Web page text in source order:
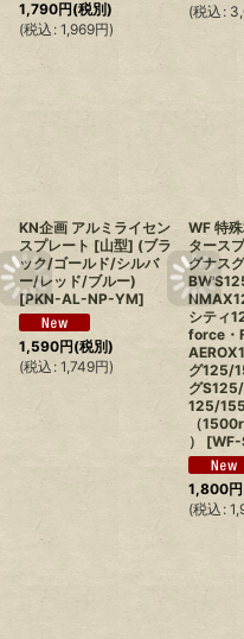
1,790円(税別)
(税込 : 1,969円)
(税込 :
KN企画 アルミライセン
スプレート [山型] (ブラ
ック/ゴールド/シルバ
ー/レッド/ブルー)
[PKN-AL-NP-YM]
1,590円(税別)
(税込 : 1,749円)
WF 特
タース
グナス
シティ
force・
グ125/
グ
125/
（
）
[
1,800円
(税込 :